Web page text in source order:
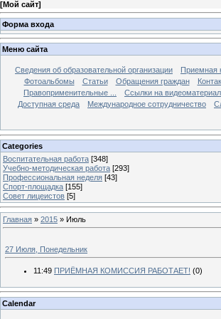
[Мой сайт]
Форма входа
Меню сайта
Сведения об образовательной организации Приемная
Фотоальбомы
Статьи Обращения граждан
Правоприменительные ...
Ссылки на
Доступная среда
Международное сотрудничество
Categories
Воспитательная работа [348]
Учебно-методическая работа [293]
Профессиональная неделя [43]
Спорт-площадка [155]
Совет лицеистов [5]
Главная » 2015 » Июль
27 Июля, Понедельник
11:49 ПРИЁМНАЯ КОМИССИЯ РАБОТАЕТ! (0)
Calendar